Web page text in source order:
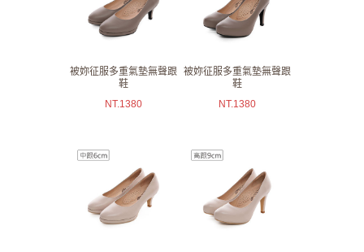
被妳征服多重氣墊無聲跟
鞋
NT.1380
被妳征服多重氣墊無聲跟
鞋
NT.1380